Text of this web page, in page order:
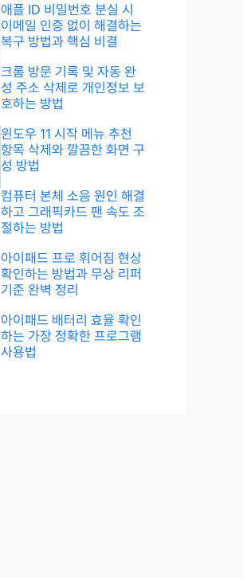
애플 ID 비밀번호 분실 시
이메일 인증 없이 해결하는
복구 방법과 핵심 비결
크롬 방문 기록 및 자동 완
성 주소 삭제로 개인정보 보
호하는 방법
윈도우 11 시작 메뉴 추천
항목 삭제와 깔끔한 화면 구
성 방법
컴퓨터 본체 소음 원인 해결
하고 그래픽카드 팬 속도 조
절하는 방법
아이패드 프로 휘어짐 현상
확인하는 방법과 무상 리퍼
기준 완벽 정리
아이패드 배터리 효율 확인
하는 가장 정확한 프로그램
사용법